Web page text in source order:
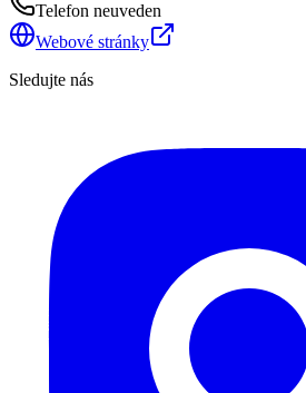
Telefon neuveden
Webové stránky
Sledujte nás